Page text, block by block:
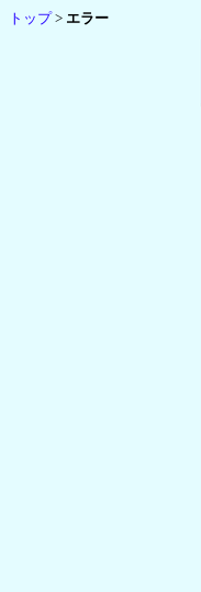
トップ> エラー